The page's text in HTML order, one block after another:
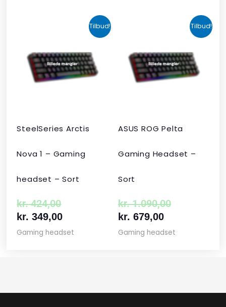
Tilbud!
SteelSeries Arctis
Nova 1 – Gaming
headset – Sort
kr.424,00
oprindelige
pris
var:
kr. 424,00.
kr. 349,00
aktuelle
pris
er:
kr. 349,00.
Gaming headset
Tilbud!
ASUS ROG Pelta
Gaming Headset –
Sort
kr.1.090,00
oprindelige
pris
var:
kr.
kr. 679,00
aktuelle
pris
er:
kr. 679,00.
Gaming headset